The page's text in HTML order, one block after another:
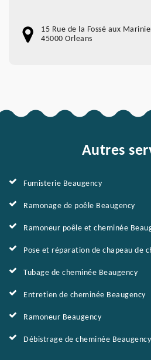
15 Rue de la Fossé aux
45000 Orleans
Autres
Fumisterie Beaugency
Ramonage de poêle Beaugency
Ramoneur poêle et cheminée
Pose et réparation de chapeau de
Tubage de cheminée Beaugency
Entretien de cheminée Beaugency
Ramoneur Beaugency
Débistrage de cheminée Beaugency